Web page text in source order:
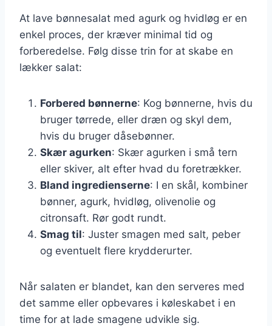
At lave bønnesalat med agurk og hvidløg er en
enkel proces, der kræver minimal tid og
forberedelse. Følg disse trin for at skabe en
lækker salat:
Forbered bønnerne: Kog bønnerne, hvis du
bruger tørrede, eller dræn og skyl dem,
hvis du bruger dåsebønner.
Skær agurken: Skær agurken i små tern
eller skiver, alt efter hvad du foretrækker.
Bland ingredienserne: I en skål, kombiner
bønner, agurk, hvidløg, olivenolie og
citronsaft. Rør godt rundt.
Smag til: Juster smagen med salt, peber
og eventuelt flere krydderurter.
Når salaten er blandet, kan den serveres med
det samme eller opbevares i køleskabet i en
time for at lade smagene udvikle sig.